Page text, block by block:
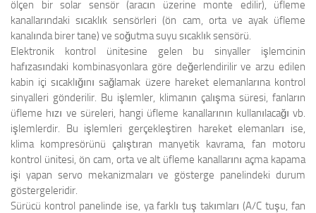
ölçen bir solar sensör (aracın üzerine monte edilir), üfleme
kanallarındaki sıcaklık sensörleri (ön cam, orta ve ayak üfleme
kanalında birer tane) ve soğutma suyu sıcaklık sensörü.
Elektronik kontrol ünitesine gelen bu sinyaller işlemcinin
hafızasındaki kombinasyonlara göre değerlendirilir ve arzu edilen
kabin içi sıcaklığını sağlamak üzere hareket elemanlarına kontrol
sinyalleri gönderilir. Bu işlemler, klimanın çalışma süresi, fanların
üfleme hızı ve süreleri, hangi üfleme kanallarının kullanılacağı vb.
işlemlerdir. Bu işlemleri gerçekleştiren hareket elemanları ise,
klima kompresörünü çalıştıran manyetik kavrama, fan motoru
kontrol ünitesi, ön cam, orta ve alt üfleme kanallarını açma kapama
işi yapan servo mekanizmaları ve gösterge panelindeki durum
göstergeleridir.
Sürücü kontrol panelinde ise, ya farklı tuş takımları (A/C tuşu, fan